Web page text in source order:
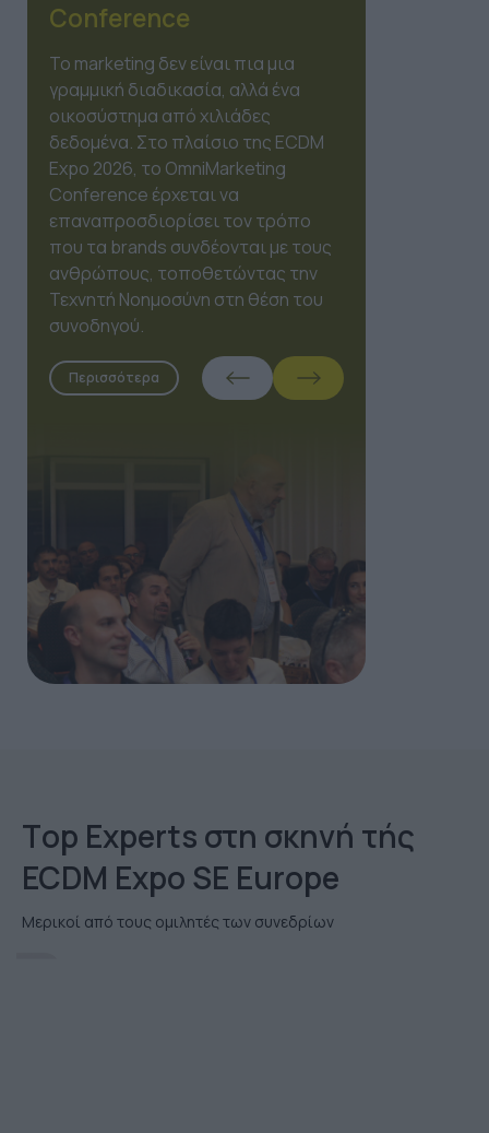
Conference
Το marketing δεν είναι πια μια
γραμμική διαδικασία, αλλά ένα
οικοσύστημα από χιλιάδες
δεδομένα. Στο πλαίσιο της ECDM
Expo 2026, το OmniMarketing
Conference έρχεται να
επαναπροσδιορίσει τον τρόπο
που τα brands συνδέονται με τους
ανθρώπους, τοποθετώντας την
Τεχνητή Νοημοσύνη στη θέση του
συνοδηγού.
Περισσότερα
Τop Εxperts στη σκηνή τής
ECDM Expo SE Europe
Μερικοί από τους ομιλητές των συνεδρίων